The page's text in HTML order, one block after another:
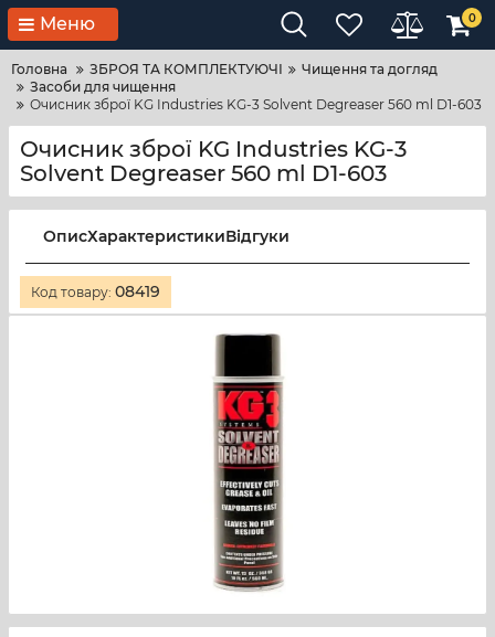
Меню 0
Головна ЗБРОЯ ТА КОМПЛЕКТУЮЧІ
Чищення та догляд
Засоби для чищення
Очисник зброї KG Industries KG-3 Solvent Degreaser 560 ml D1-603
Очисник зброї KG Industries KG-3
Solvent Degreaser 560 ml D1-603
ОписХарактеристикиВідгуки
Код товару: 08419